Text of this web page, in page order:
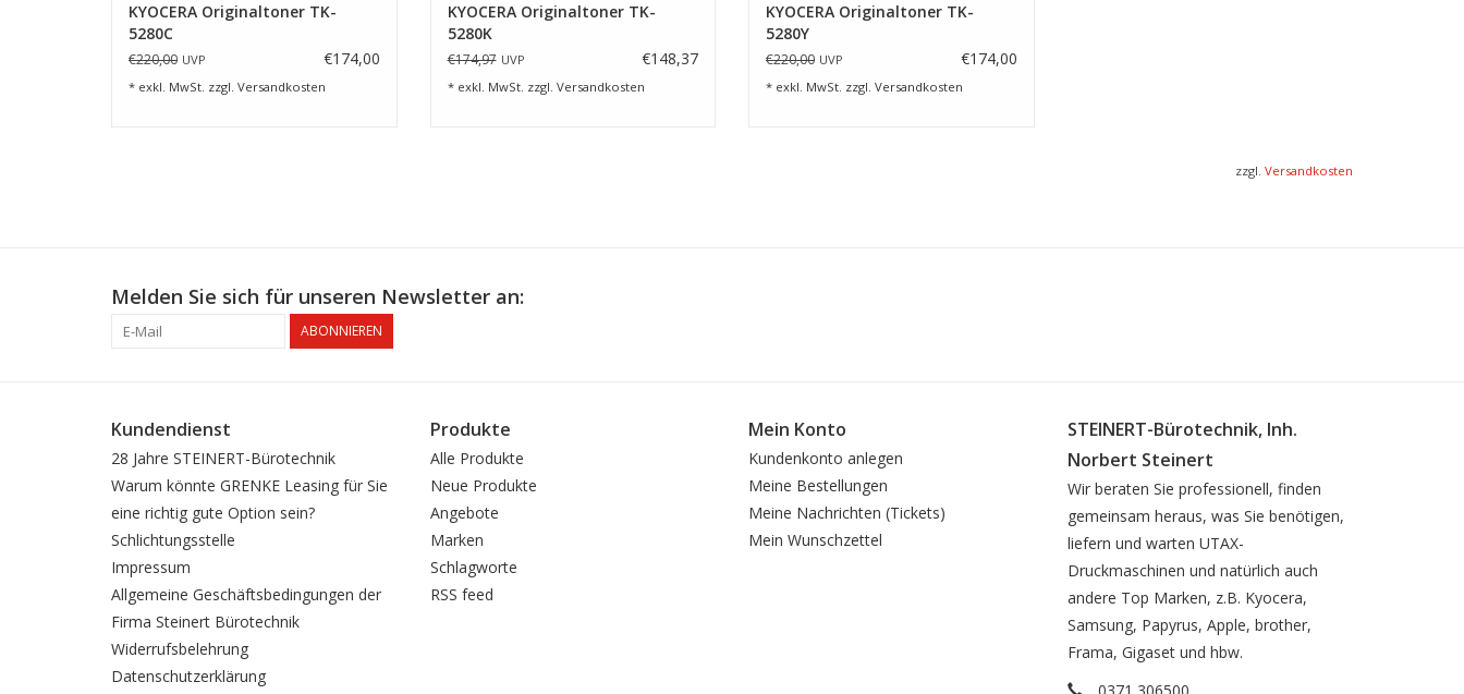
KYOCERA Originaltoner TK-
5280C
€220,00 UVP €174,00
* exkl. MwSt. zzgl. Versandkosten
KYOCERA Originaltoner TK-
5280K
€174,97 UVP €148,37
* exkl. MwSt. zzgl. Versandkosten
KYOCERA Originaltoner TK-
5280Y
€220,00 UVP €174,00
* exkl. MwSt. zzgl. Versandkosten
zzgl. Versandkosten
Melden Sie sich für unseren Newsletter an:
ABONNIEREN
Kundendienst
28 Jahre STEINERT-Bürotechnik
Warum könnte GRENKE Leasing für Sie
eine richtig gute Option sein?
Schlichtungsstelle
Impressum
Allgemeine Geschäftsbedingungen der
Firma Steinert Bürotechnik
Widerrufsbelehrung
Datenschutzerklärung
Produkte
Alle Produkte
Neue Produkte
Angebote
Marken
Schlagworte
RSS feed
Mein Konto
Kundenkonto anlegen
Meine Bestellungen
Meine Nachrichten (Tickets)
Mein Wunschzettel
STEINERT-Bürotechnik, Inh.
Norbert Steinert
Wir beraten Sie professionell, finden
gemeinsam heraus, was Sie benötigen,
liefern und warten UTAX-
Druckmaschinen und natürlich auch
andere Top Marken, z.B. Kyocera,
Samsung, Papyrus, Apple, brother,
Frama, Gigaset und hbw.